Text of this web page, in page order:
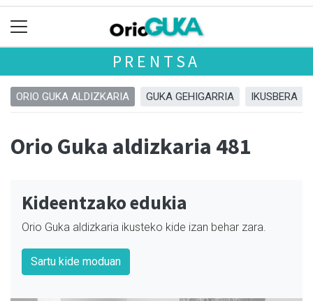
PRENTSA
ORIO GUKA ALDIZKARIA GUKA GEHIGARRIA IKUSBERA
Orio Guka aldizkaria 481
Kideentzako edukia
Orio Guka aldizkaria ikusteko kide izan behar zara.
Sartu kide moduan